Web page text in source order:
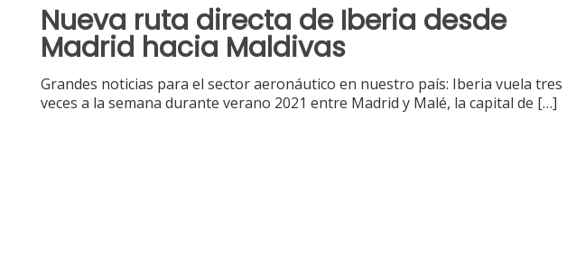
Nueva ruta directa de Iberia desde
Madrid hacia Maldivas
Grandes noticias para el sector aeronáutico en nuestro país: Iberia vuela tres
veces a la semana durante verano 2021 entre Madrid y Malé, la capital de […]